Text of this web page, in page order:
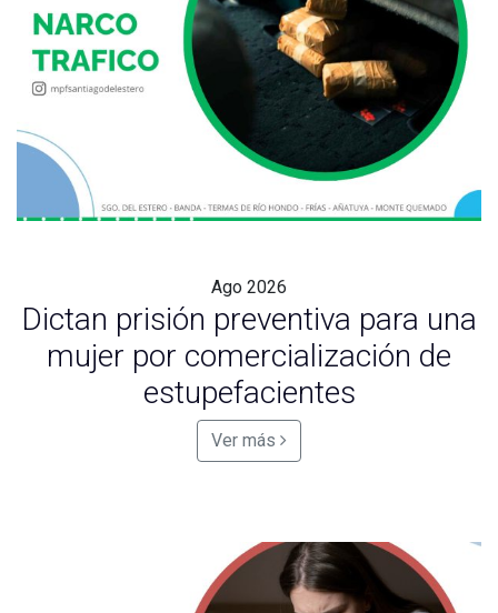
Ago 2026
Dictan prisión preventiva para una
mujer por comercialización de
estupefacientes
Ver más